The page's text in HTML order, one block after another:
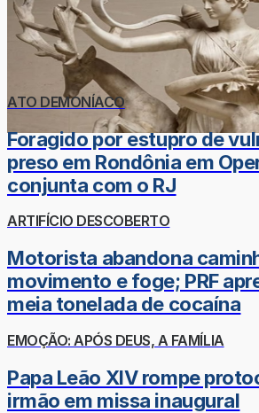
ATO DEMONÍACO
Foragido por estupro de
preso em Rondônia em
conjunta com o RJ
ARTIFÍCIO DESCOBERTO
Motorista abandona
movimento e foge; PRF
meia tonelada de cocaína
EMOÇÃO: APÓS DEUS, A FAMÍLIA
Papa Leão XIV rompe
irmão em missa inaugural